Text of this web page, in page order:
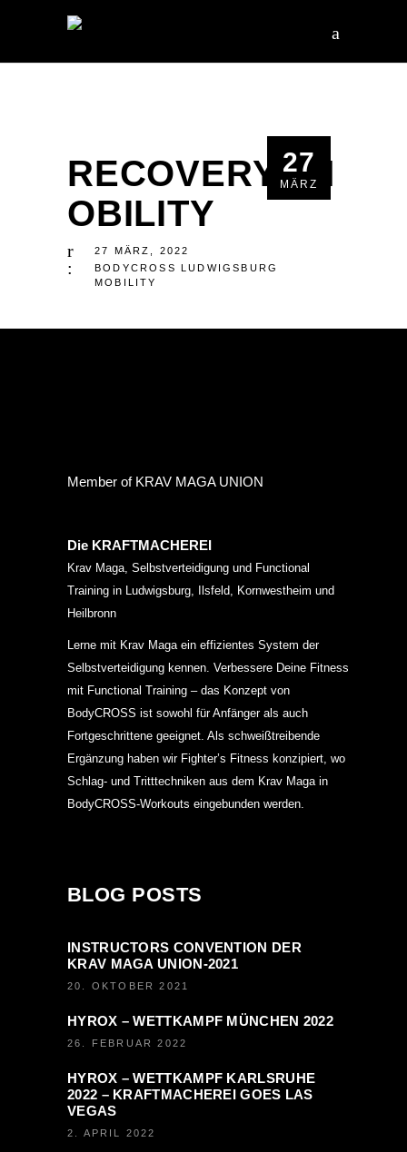
27
MÄRZ
RECOVERY&M
OBILITY
27 MÄRZ
2022
BODYCROSS LUDWIGSBURG
MOBILITY
Member of KRAV MAGA UNION
Die KRAFTMACHEREI
Krav Maga, Selbstverteidigung und Functional
Training in Ludwigsburg, Ilsfeld, Kornwestheim und
Heilbronn
Lerne mit Krav Maga ein effizientes System der
Selbstverteidigung kennen. Verbessere Deine Fitness
mit Functional Training – das Konzept von
BodyCROSS ist sowohl für Anfänger als auch
Fortgeschrittene geeignet. Als schweißtreibende
Ergänzung haben wir Fighter’s Fitness konzipiert, wo
Schlag- und Tritttechniken aus dem Krav Maga in
BodyCROSS-Workouts eingebunden werden.
BLOG POSTS
INSTRUCTORS CONVENTION DER
KRAV MAGA UNION-2021
20. OKTOBER 2021
HYROX – WETTKAMPF MÜNCHEN 2022
26. FEBRUAR 2022
HYROX – WETTKAMPF KARLSRUHE
2022 – KRAFTMACHEREI GOES LAS
VEGAS
2. APRIL 2022